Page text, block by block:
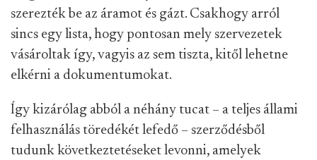
szerezték be az áramot és gázt. Csakhogy arról
sincs egy lista, hogy pontosan mely szervezetek
vásároltak így, vagyis az sem tiszta, kitől lehetne
elkérni a dokumentumokat.
Így kizárólag abból a néhány tucat – a teljes állami
felhasználás töredékét lefedő – szerződésből
tudunk következtetéseket levonni, amelyek